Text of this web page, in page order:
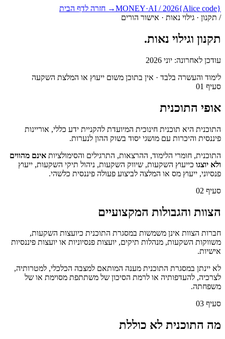
{Alice code}
MONEY·AI / 2026→ חזרה לדף הבית
/ תקנון · גילוי נאות · אישור הורים
תקנון וגילוי נאות.
עודכן לאחרונה: יוני 2026
לימוד והעשרה בלבד · אין בתוכן משום ייעוץ או המלצת השקעה
סעיף 01
אופי התוכנית
התוכנית היא תוכנית חינוכית המיועדת להקניית ידע כללי, אוריינות
פיננסית והיכרות עם מושגי יסוד בשוק ההון לנערות.
התוכנית, חומרי הלימוד, ההרצאות, התרגילים והסימולציות אינם מהווים
ולא יוצגו כייעוץ השקעות, שיווק השקעות, ניהול תיקי השקעות, ייעוץ
פנסיוני, ייעוץ מס או המלצה לביצוע פעולה פיננסית כלשהי.
סעיף 02
הצוות והגבולות המקצועיים
חברות הצוות אינן משמשות במסגרת התוכנית כיועצות השקעות,
משווקות השקעות, מנהלות תיקים, יועצות פנסיוניות או יועצות פיננסיות
אישיות.
לא יינתן במסגרת התוכנית מענה המותאם למצבה הכלכלי, למטרותיה,
לצרכיה, להעדפותיה או לרמת הסיכון של משתתפת מסוימת או של
משפחתה.
סעיף 03
מה התוכנית לא כוללת